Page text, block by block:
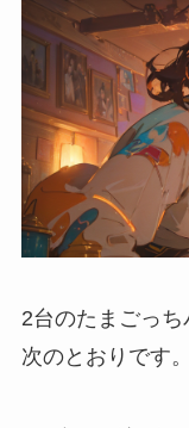
2台のたまごっ
次のとおりです。